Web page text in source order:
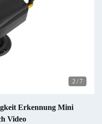
2 / 7
Erkennung Mini
Video